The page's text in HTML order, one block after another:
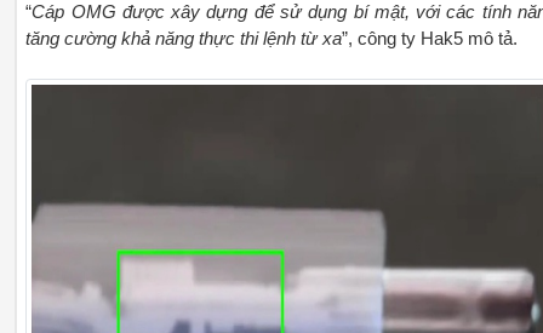
“Cáp OMG được xây dựng để sử dụng bí mật, với các tính
tăng cường khả năng thực thi lệnh từ xa”, công ty Hak5 mô tả.